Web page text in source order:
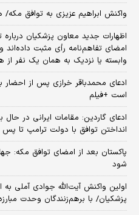
واکنش ابراهیم عزیزی به توافق
امضای تفاهم‌نامه رأی مثبت
وابسته یا نزدیک به همان یک نفر از
ادعای محمدباقر خرازی پس از
است +فیلم
ادعای گاردین: مقامات ایرانی در حال
انداختن توافق با دولت ترامپ تا پس
پاکستان بعد از امضای توافق مکه:
شود
اولین واکنش آیت‌الله جوادی آملی به
پزشکیان/ با برهم‌زنندگان وحدت